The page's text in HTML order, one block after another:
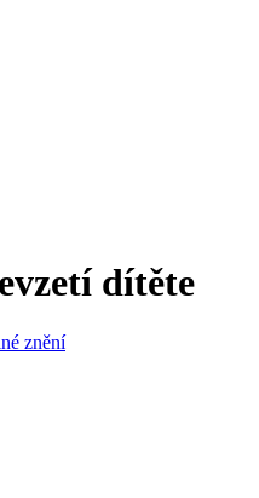
dítěte
znění